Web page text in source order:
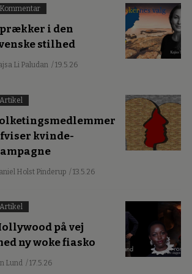
Kommentar
i den
stilhed
Li Paludan / 19.5.26
Artikel
kvinde-
Holst Pinderup / 13.5.26
Artikel
på vej
ny woke fiasko
Lund / 17.5.26